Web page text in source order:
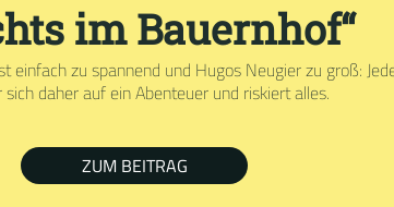
im Bauernhof“
einfach zu spannend und Hugos Neugier zu groß:
sich daher auf ein Abenteuer und riskiert alles.
ZUM BEITRAG